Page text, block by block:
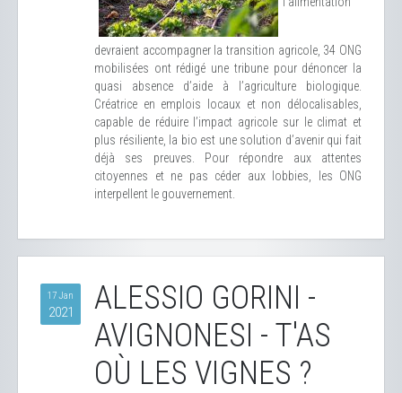
devraient accompagner la transition agricole, 34 ONG
mobilisées ont rédigé une tribune pour dénoncer la
quasi absence d’aide à l’agriculture biologique.
Créatrice en emplois locaux et non délocalisables,
capable de réduire l’impact agricole sur le climat et
plus résiliente, la bio est une solution d’avenir qui fait
déjà ses preuves. Pour répondre aux attentes
citoyennes et ne pas céder aux lobbies, les ONG
interpellent le gouvernement.
17 Jan
2021
ALESSIO GORINI -
AVIGNONESI - T'AS
OÙ LES VIGNES ?